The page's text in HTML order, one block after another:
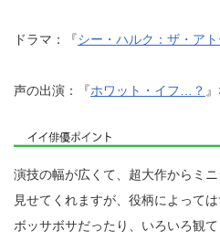
ドラマ：『シー・ハルク：ザ・ア
声の出演：『ホワット・イフ…？
演技の幅が広くて、超大作からミ
見せてくれますが、役柄によって
ボッサボサだったり、いろいろ観